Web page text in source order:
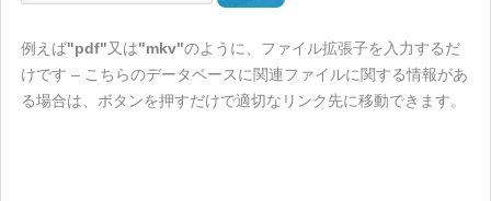
例えば"pdf"又は"mkv"のように、ファイル拡張子を入力するだ
けです – こちらのデータベースに関連ファイルに関する情報があ
る場合は、ボタンを押すだけで適切なリンク先に移動できます。